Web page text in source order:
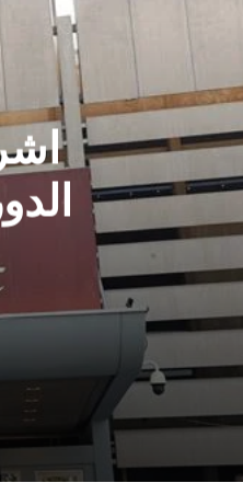
أغسطس 8, 2026
اشراقة كانون: الكتل السياسية